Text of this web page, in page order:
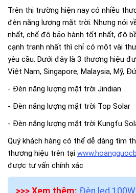
Trên thị trường hiện nay có nhiều
đèn năng lượng mặt trời. Nhưng nói
nhất, chế độ bảo hành tốt nhất, độ
cạnh tranh nhất thì chỉ có một vài
yêu cầu. Dưới đây là 3 thương hiệu
Việt Nam, Singapore, Malaysia, Mỹ,
- Đèn năng lượng mặt trời Jindian
- Đèn năng lượng mặt trời Top Solar
- Đèn năng lượng mặt trời Kungfu
Quý khách hàng có thể dễ dàng tìm
thương hiệu trên tại
được tư vấn chính xác
>>> Xem thêm: Đèn led